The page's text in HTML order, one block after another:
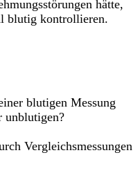
hätte,
blutig kontrollieren.
blutigen Messung
unblutigen?
Vergleichsmessungen